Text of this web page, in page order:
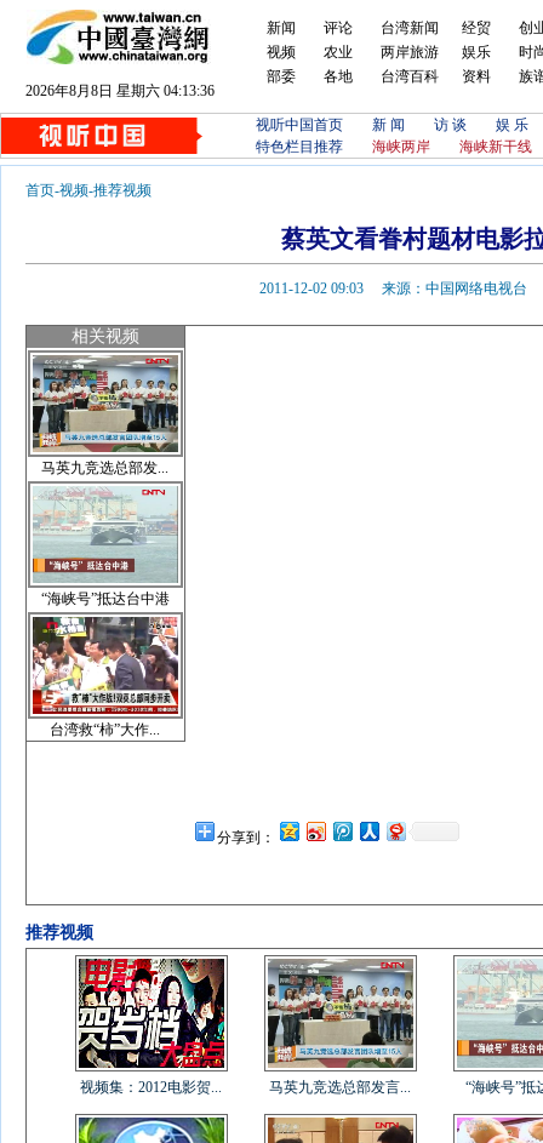
2026年8月8日 星期六 04:13:36
新闻
视频
部委
评论
农业
各地
台湾新闻
两岸旅游
台湾百科
经贸
娱乐
资料
创
时
族
视听中国首页 新 闻 访 谈
娱 乐
特色栏目推荐
海峡两岸 海峡新干线
首页-视频-推荐视频
蔡英文看眷村题材电影
2011-12-02 09:03 来源：中国网络电视台
分享到：
相关视频
马英九竞选总部发...
“海峡号”抵达台中港
台湾救“柿”大作...
推荐视频
视频集：2012电影贺... 马英九竞选总部发言... “海峡号”抵